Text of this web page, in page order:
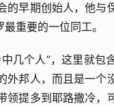
早期创始人，他与
重要的一位同工。
几个人”，这里就包
邦人，而且是一个
提多到耶路撒冷，